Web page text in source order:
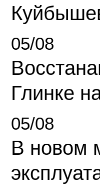
05/08
Глинке
05/08
В новом